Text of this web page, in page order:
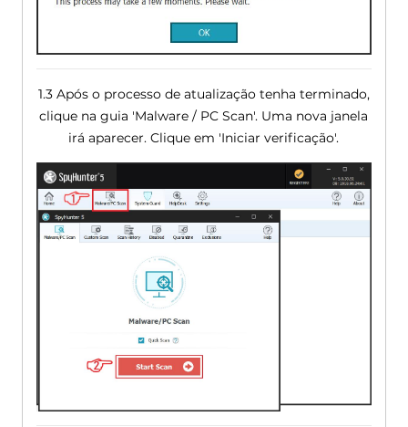
1.3 Após o processo de atualização tenha terminado,
clique na guia 'Malware / PC Scan'. Uma nova janela
irá aparecer. Clique em 'Iniciar verificação'.